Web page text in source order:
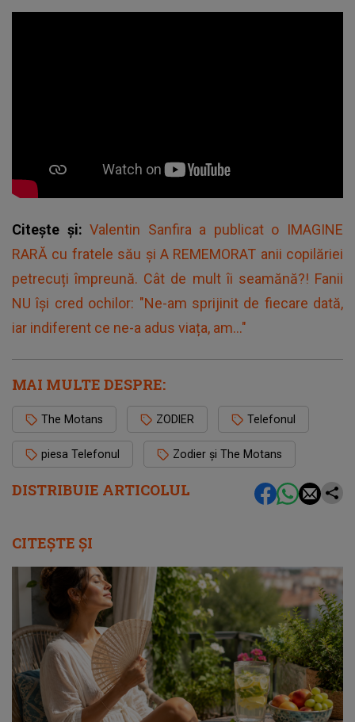
DISTRIBUIE ARTICOLUL
Citește și:Valentin Sanfira a publicat o IMAGINE
RARĂ cu fratele său și A REMEMORAT anii copilăriei
petrecuți împreună. Cât de mult îi seamănă?! Fanii
NU își cred ochilor: "Ne-am sprijinit de fiecare dată,
iar indiferent ce ne-a adus viața, am..."
MAI MULTE DESPRE:
The Motans ZODIER Telefonul
piesa Telefonul Zodier și The Motans
CITEȘTE ȘI